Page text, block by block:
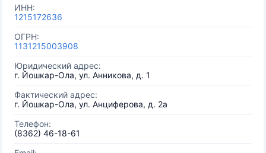
ИНН:
1215172636
ОГРН:
1131215003908
Юридический адрес:
г. Йошкар-Ола, ул. Анникова, д. 1
Фактический адрес:
г. Йошкар-Ола, ул. Анциферова, д. 2а
Телефон:
(8362) 46-18-61